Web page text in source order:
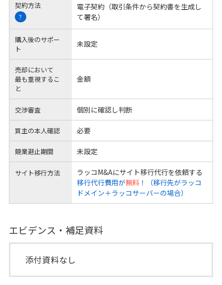
契約方法
?
電子契約（取引条件から契約書を生成し
て署名）
購入後のサポー
ト
未設定
売却において
最も重視するこ
と
金額
交渉審査 個別に確認し判断
買主の本人確認 必要
競業避止期間 未設定
サイト移行方法
ラッコM&Aにサイト移行代行を依頼する
移行代行費用が無料！（移行先がラッコ
ドメイン＋ラッコサーバーの場合）
エビデンス・補足資料
添付資料なし